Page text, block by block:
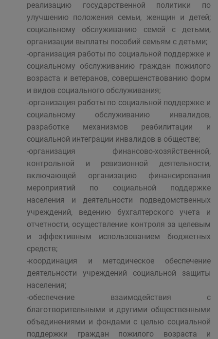
реализацию государственной политики по
улучшению положения семьи, женщин и детей;
социальному обслуживанию семей с детьми,
организации выплаты пособий семьям с детьми;
-организация работы по социальной поддержке и
социальному обслуживанию граждан пожилого
возраста и ветеранов, совершенствованию форм
и видов социального обслуживания;
-организация работы по социальной поддержке и
социальному обслуживанию инвалидов,
разработке механизмов реабилитации и
социальной интеграции инвалидов в обществе;
-организация финансово-хозяйственной,
контрольной и ревизионной деятельности,
включающей организацию финансирования
мероприятий по социальной поддержке
населения и деятельности подведомственных
учреждений, ведению бухгалтерского учета и
отчетности, осуществление контроля за целевым
и эффективным использованием бюджетных
средств;
-координация и методическое обеспечение
деятельности учреждений социальной защиты
населения;
-обеспечение взаимодействия с
благотворительными и другими общественными
объединениями и фондами с целью социальной
поддержки граждан пожилого возраста и